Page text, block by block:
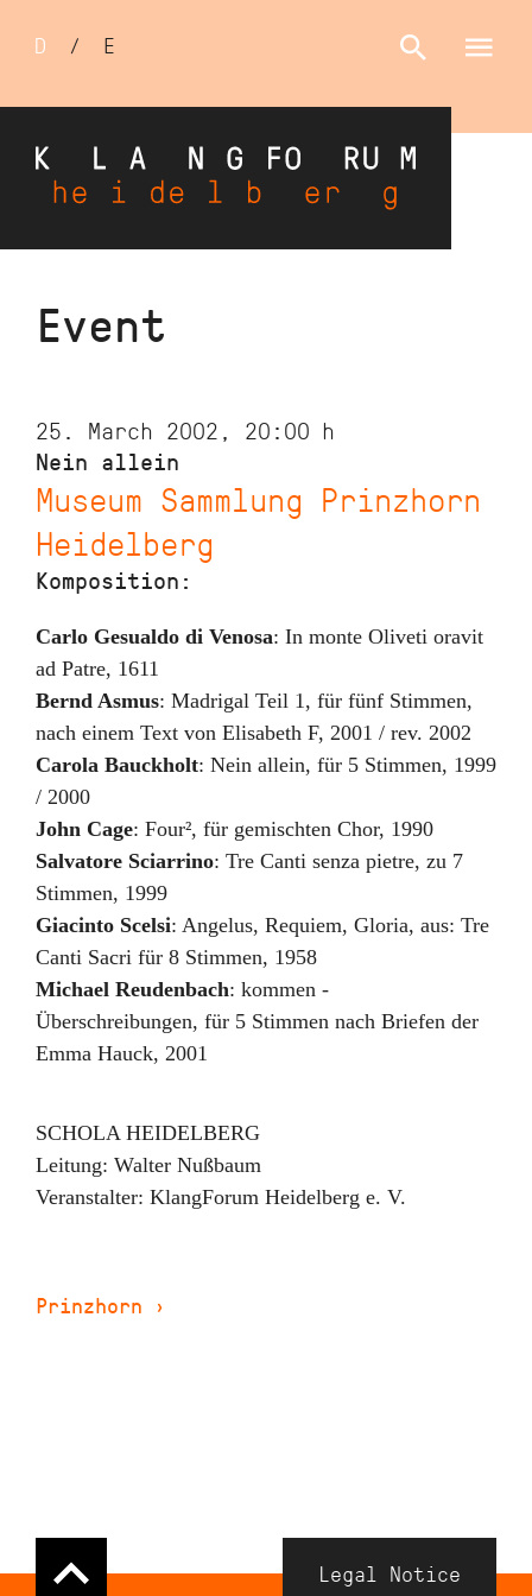
Skip
Sprachumschalter
D / E
Event
25. March 2002, 20:00 h
Nein allein
Museum Sammlung Prinzhorn
Heidelberg
Komposition:
Carlo Gesualdo di Venosa: In monte Oliveti oravit
ad Patre, 1611
Bernd Asmus: Madrigal Teil 1, für fünf Stimmen,
nach einem Text von Elisabeth F, 2001 / rev. 2002
Carola Bauckholt: Nein allein, für 5 Stimmen, 1999
/ 2000
John Cage: Four², für gemischten Chor, 1990
Salvatore Sciarrino: Tre Canti senza pietre, zu 7
Stimmen, 1999
Giacinto Scelsi: Angelus, Requiem, Gloria, aus: Tre
Canti Sacri für 8 Stimmen, 1958
Michael Reudenbach: kommen -
Überschreibungen, für 5 Stimmen nach Briefen der
Emma Hauck, 2001
SCHOLA HEIDELBERG
Leitung: Walter Nußbaum
Veranstalter: KlangForum Heidelberg e. V.
Prinzhorn ›
Navigation
Legal Notice